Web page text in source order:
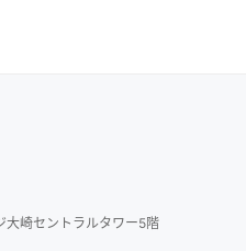
崎セントラルタワー5階